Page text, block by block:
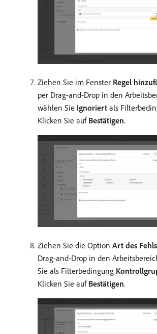
Ziehen Sie im Fenster Regel
per Drag-and-Drop in den
wählen Sie Ignoriert als
Klicken Sie auf Bestätigen.
Ziehen Sie die Option Art des
Drag-and-Drop in den
Sie als Filterbedingung
Klicken Sie auf Bestätigen.